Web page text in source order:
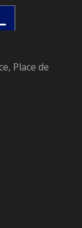
Place de